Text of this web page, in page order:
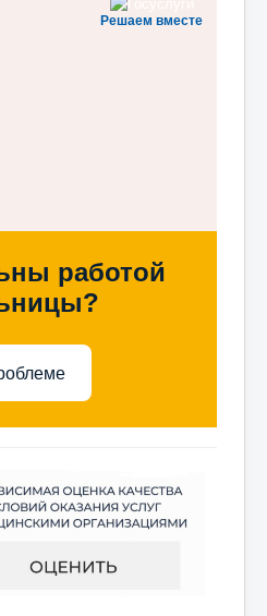
Решаем вместе
работой